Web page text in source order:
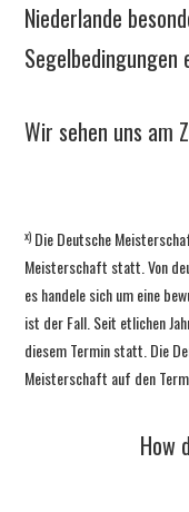
Niederlande
Wir sehen uns am
x) Die Deutsche
Meisterschaft statt. Von
es handele sich um eine
ist der Fall. Seit etlichen
diesem Termin statt. Die
Meisterschaft auf den
How